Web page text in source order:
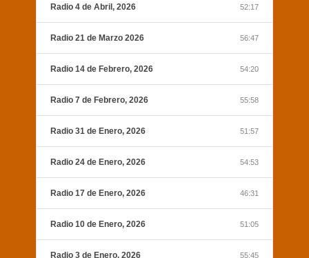
Radio 4 de Abril, 2026 52:17
Radio 21 de Marzo 2026 56:47
Radio 14 de Febrero, 2026 54:20
Radio 7 de Febrero, 2026 55:58
Radio 31 de Enero, 2026 51:57
Radio 24 de Enero, 2026 54:53
Radio 17 de Enero, 2026 46:31
Radio 10 de Enero, 2026 51:05
Radio 3 de Enero, 2026 55:45